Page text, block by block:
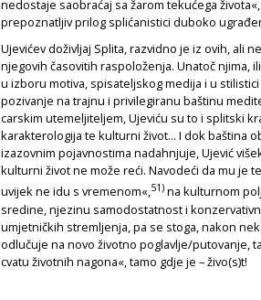
nedostaje saobraćaj sa žarom tekućega
prepoznatljiv prilog splićanistici duboko
Ujevićev doživljaj Splita, razvidno je iz ovih, ali
njegovih časovitih raspoloženja. Unatoč njima,
u izboru motiva, spisateljskog medija i u
pozivanje na trajnu i privilegiranu baštinu
carskim utemeljiteljem, Ujeviću su to i splitski
karakterologija te kulturni život... I dok baština
izazovnim pojavnostima nadahnjuje, Ujević
kulturni život ne može reći. Navodeći da mu je
uvijek ne idu s vremenom«,51) na kulturnom
sredine, njezinu samodostatnost i
umjetničkih stremljenja, pa se stoga, nakon
odlučuje na novo životno poglavlje/putovanje,
cvatu životnih nagona«, tamo gdje je – živo(s)t!